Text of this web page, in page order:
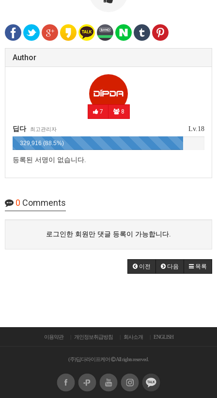
Author
7 8
Lv.18
딥다 최고관리자
329,916 (88.5%)
등록된 서명이 없습니다.
0 Comments
로그인한 회원만 댓글 등록이 가능합니다.
이전 다음 목록
이용약관 개인정보취급방침 회사소개 ENGLISH
(주)딥다라이프케어 All rights reserved.